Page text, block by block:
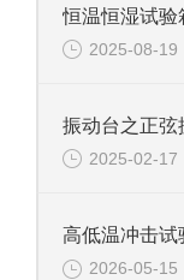
恒温恒湿试验
2025-08-19
振动台之正弦
2025-02-17
2026-05-15